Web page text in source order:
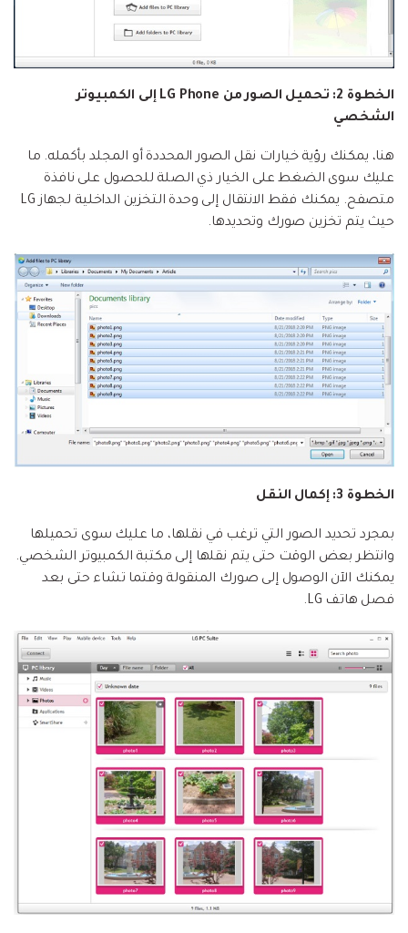
الخطوة 2: تحميل الصور من LG Phone إلى الكمبيوتر
الشخصي
هنا، يمكنك رؤية خيارات نقل الصور المحددة أو المجلد بأكمله. ما
عليك سوى الضغط على الخيار ذي الصلة للحصول على نافذة
متصفح. يمكنك فقط الانتقال إلى وحدة التخزين الداخلية لجهاز LG
حيث يتم تخزين صورك وتحديدها.
الخطوة 3: إكمال النقل
بمجرد تحديد الصور التي ترغب في نقلها، ما عليك سوى تحميلها
وانتظر بعض الوقت حتى يتم نقلها إلى مكتبة الكمبيوتر الشخصي.
يمكنك الآن الوصول إلى صورك المنقولة وقتما تشاء حتى بعد
فصل هاتف LG.